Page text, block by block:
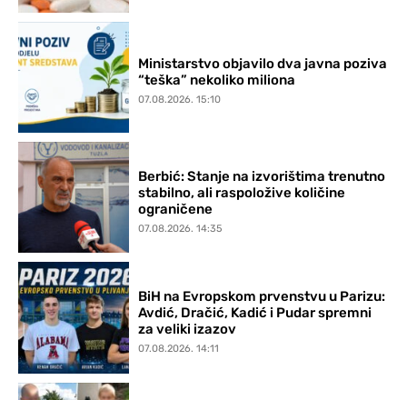
Ministarstvo objavilo dva javna poziva
“teška” nekoliko miliona
07.08.2026. 15:10
Berbić: Stanje na izvorištima trenutno
stabilno, ali raspoložive količine
ograničene
07.08.2026. 14:35
BiH na Evropskom prvenstvu u Parizu:
Avdić, Dračić, Kadić i Pudar spremni
za veliki izazov
07.08.2026. 14:11